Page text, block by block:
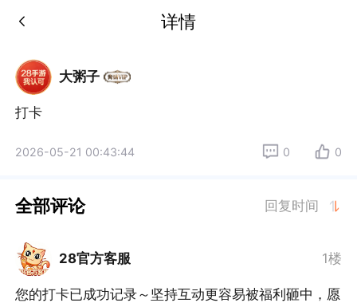
详情
大粥子
打卡
2026-05-21 00:43:44 0 0
全部评论 回复时间
28官方客服 1楼
您的打卡已成功记录～坚持互动更容易被福利砸中，愿